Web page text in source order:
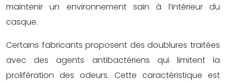
maintenir un environnement sain à l’intérieur du
casque.
Certains fabricants proposent des doublures traitées
avec des agents antibactériens qui limitent la
prolifération des odeurs. Cette caractéristique est